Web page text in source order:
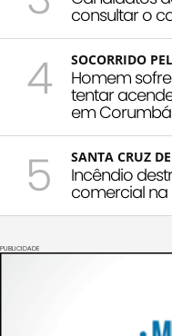
consultar o
4 SOCORRIDO
Homem
tentar
em Corumbá
5 SANTA CRUZ
Incêndio
comercial na
PUBLICIDADE